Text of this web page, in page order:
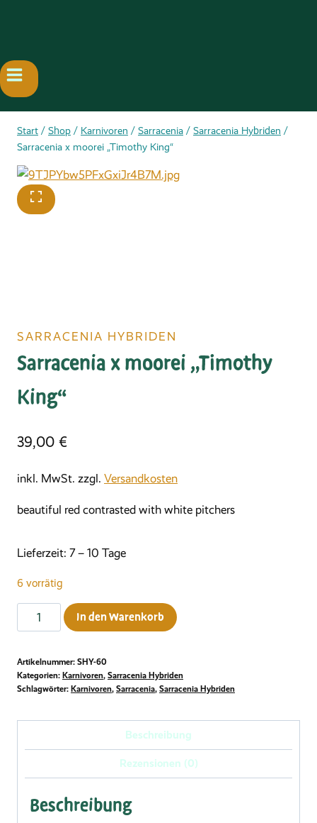
Start / Shop / Karnivoren / Sarracenia / Sarracenia Hybriden /
Sarracenia x moorei „Timothy King“ﾠ
SARRACENIA HYBRIDEN
Sarracenia x moorei „Timothy
King“ﾠ
39,00 €
inkl. MwSt. zzgl. Versandkosten
beautiful red contrasted with white pitchers
Lieferzeit: 7 – 10 Tage
6 vorrätig
Sarracenia
x
"Timothy
King"ﾠ
In den Warenkorb
Artikelnummer: SHY-60
Kategorien: Karnivoren, Sarracenia Hybriden
Schlagwörter: Karnivoren, Sarracenia, Sarracenia Hybriden
Beschreibung
Rezensionen (0)
Beschreibung